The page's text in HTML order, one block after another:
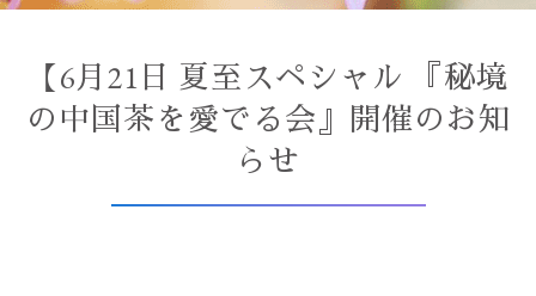
【6月21日 夏至スペシャル 『秘境
の中国茶を愛でる会』開催のお知
らせ